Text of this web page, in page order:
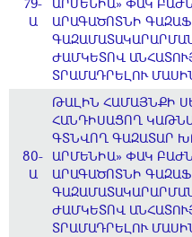
Ա
ԱՐԱԳԱԾՈՏՆԻ
ԺԱՄԿԵՏՈՎ
ՏՐԱՄԱԴՐԵԼՈՒ
80-
Ա
ԹԱԼԻՆ ՀԱՄԱՅՆՔԻ
ՀԱՆԴԻՍԱՑՈՂ
ԳՏՆՎՈՂ ԳԱԶԱՏԱՐ
ԱՐՄԵՆԻԱ» ՓԱԿ
ԱՐԱԳԱԾՈՏՆԻ
ԺԱՄԿԵՏՈՎ
ՏՐԱՄԱԴՐԵԼՈՒ